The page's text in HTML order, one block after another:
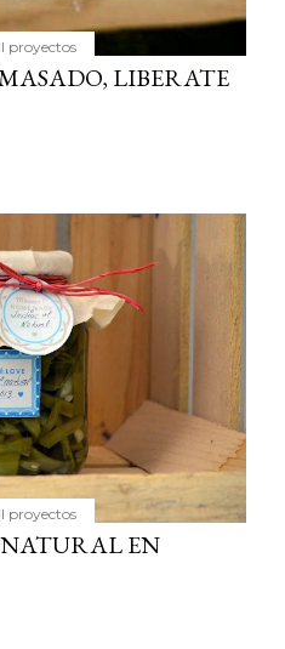
proyectos
LIBERATE
proyectos
NATURAL EN